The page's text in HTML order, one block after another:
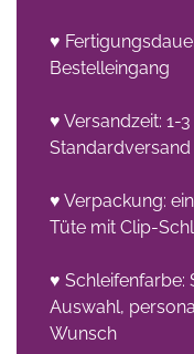
♥
Bestelleingang
♥ Versandzeit: 1-
Standardversand
♥ Verpackung:
Tüte mit Clip-
♥ Schleifenfarbe:
Auswahl,
Wunsch